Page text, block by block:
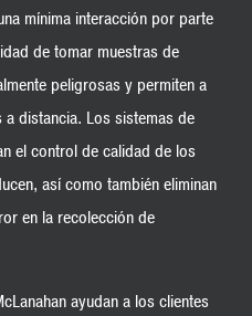
mínima interacción por parte
de tomar muestras de
peligrosas y permiten a
distancia. Los sistemas de
el control de calidad de los
así como también eliminan
en la recolección de
ayudan a los clientes